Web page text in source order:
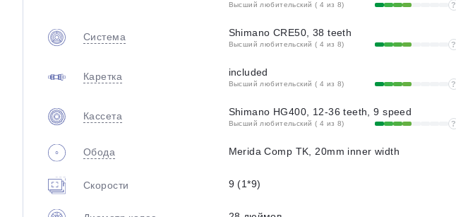
Высший любительский ( 4 из 8) ?
Система Shimano CRE50, 38 teeth
Высший любительский ( 4 из 8) ?
Каретка included
Высший любительский ( 4 из 8) ?
Кассета Shimano HG400, 12-36 teeth, 9 speed
Высший любительский ( 4 из 8) ?
Обода Merida Comp TK, 20mm inner width
Скорости 9 (1*9)